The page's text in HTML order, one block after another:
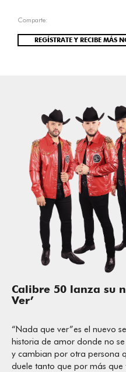
Comparte:
REGÍSTRATE Y RECIBE MÁS
Calibre 50 lanza su
Ver’
“Nada que ver”es el nuevo
historia de amor donde no
y cambian por otra persona
duele tanto que por más que